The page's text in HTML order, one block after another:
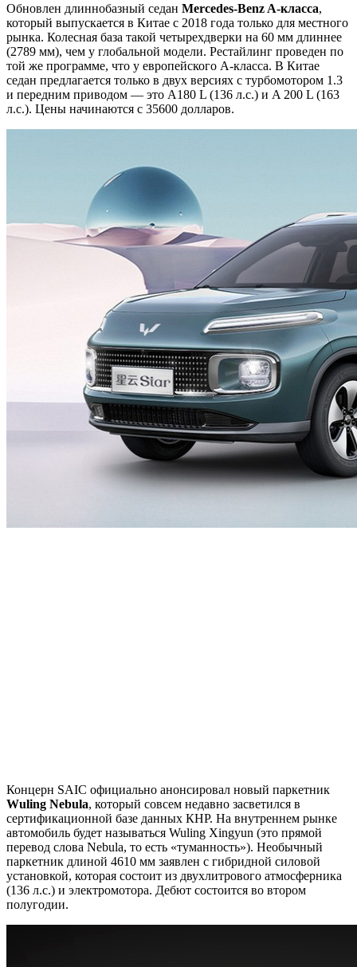
Обновлен длиннобазный седан Mercedes-Benz A-класса,
который выпускается в Китае с 2018 года только для местного
рынка. Колесная база такой четырехдверки на 60 мм длиннее
(2789 мм), чем у глобальной модели. Рестайлинг проведен по
той же программе, что у европейского A-класса. В Китае
седан предлагается только в двух версиях с турбомотором 1.3
и передним приводом — это A180 L (136 л.с.) и A 200 L (163
л.с.). Цены начинаются с 35600 долларов.
Концерн SAIC официально анонсировал новый паркетник
Wuling Nebula, который совсем недавно засветился в
сертификационной базе данных КНР. На внутреннем рынке
автомобиль будет называться Wuling Xingyun (это прямой
перевод слова Nebula, то есть «туманность»). Необычный
паркетник длиной 4610 мм заявлен с гибридной силовой
установкой, которая состоит из двухлитрового атмосферника
(136 л.с.) и электромотора. Дебют состоится во втором
полугодии.